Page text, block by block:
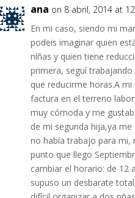
ana on 8 abril, 2014 at
En mi caso, siendo mi
podeis imaginar quien
níñas y quien tiene
primera, seguí
que reducirme horas.A
factura en el terreno
muy cómoda y me
de mi segunda hija,ya
no había trabajo para mi,
punto que llego
cambiar el horario: de 12
supuso un desbarate